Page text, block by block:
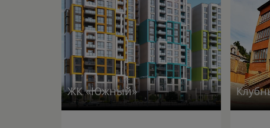
ЖК «Южный»